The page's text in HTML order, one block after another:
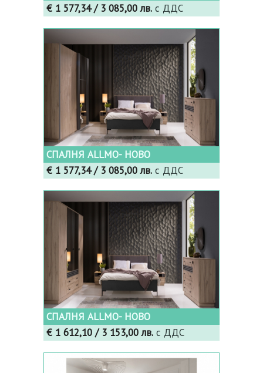
€ 1 577,34 / 3 085,00 лв. с ДДС
СПАЛНЯ ALLMO- НОВО
€ 1 577,34 / 3 085,00 лв. с ДДС
СПАЛНЯ ALLMO- НОВО
€ 1 612,10 / 3 153,00 лв. с ДДС